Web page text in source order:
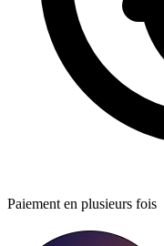
Paiement en plusieurs fois